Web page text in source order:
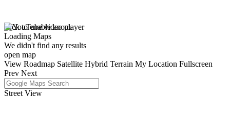
click to enable zoom
Loading Maps
We didn't find any results
open map
View Roadmap Satellite Hybrid Terrain My Location Fullscreen
Prev Next
Street View